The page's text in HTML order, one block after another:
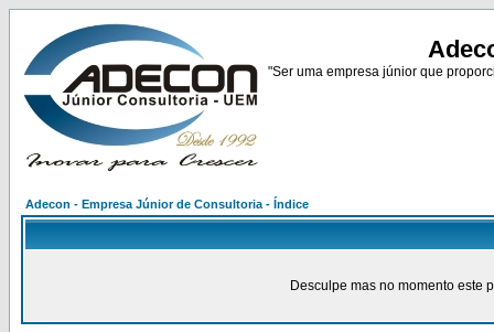
"Ser uma empresa júnior que
Adecon - Empresa Júnior de Consultoria - Índice
Desculpe mas no momento este